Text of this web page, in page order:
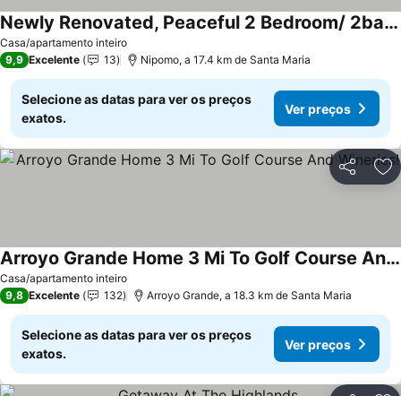
Casa/apartamento inteiro
Newly Renovated, Peaceful 2 Bedroom/ 2bath Condo Close To Golf And Beaches!
9,9 Excelente 13 Nipomo, a 17.4 km de Santa Maria
Selecione as datas para ver os preços
exatos.
Ver preços
Partilhar
Casa/apartamento inteiro
Arroyo Grande Home 3 Mi To Golf Course And Wineries!
9,8 Excelente 132 Arroyo Grande, a 18.3 km de Santa Maria
Selecione as datas para ver os preços
exatos.
Ver preços